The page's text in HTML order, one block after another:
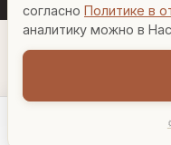
согласно Политике в
аналитику можно в
Вазы для гостиной